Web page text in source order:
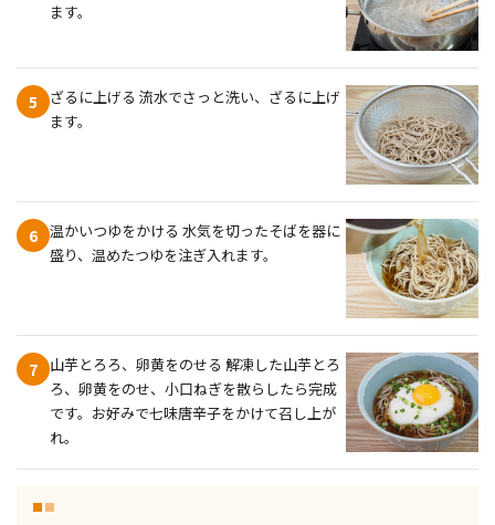
ます。
5
ざるに上げる 流水でさっと洗い、ざるに上げ
ます。
6 温かいつゆをかける 水気を切ったそばを器に
盛り、温めたつゆを注ぎ入れます。
7
山芋とろろ、卵黄をのせる 解凍した山芋とろ
ろ、卵黄をのせ、小口ねぎを散らしたら完成
です。お好みで七味唐辛子をかけて召し上が
れ。